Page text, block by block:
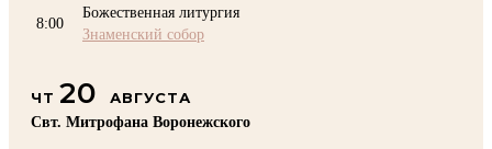
8:00
Божественная литургия
Знаменский собор
ЧТ 20
АВГУСТА
Свт. Митрофана Воронежского